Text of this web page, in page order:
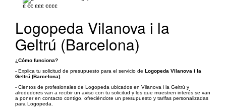
€ €€ €€€ €€€€
Logopeda Vilanova i la
Geltrú (Barcelona)
¿Cómo funciona?
- Explica tu solicitud de presupuesto para el servicio de Logopeda Vilanova i la
Geltrú (Barcelona)
- Cientos de profesionales de Logopeda ubicados en Vilanova i la Geltrú y
alrededores van a recibir un aviso con tu solicitud y los que muestren interés se van
a poner en contacto contigo, ofreciéndote un presupuesto y tarifas personalizadas
para Logopeda.